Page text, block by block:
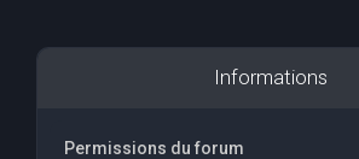
Informations
Permissions du forum